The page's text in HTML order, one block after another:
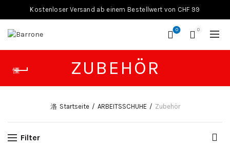
Kostenloser Versand ab einem Bestellwert von CHF 99
0 0
ZUBEHÖR
Startseite ARBEITSSCHUHE Zubehör
Filter